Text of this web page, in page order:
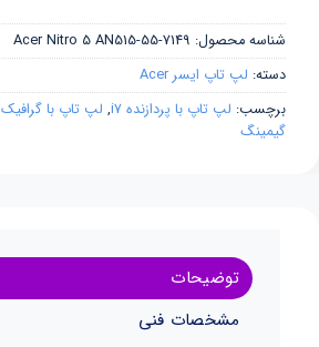
شناسه محصول: Acer Nitro 5 AN515-55-7149
دسته: لپ تاپ ایسر Acer
برچسب: لپ تاپ با پردازنده i7 , لپ تاپ با گرافیک 4 گیگ
گیمینگ
توضیحات
مشخصات فنی